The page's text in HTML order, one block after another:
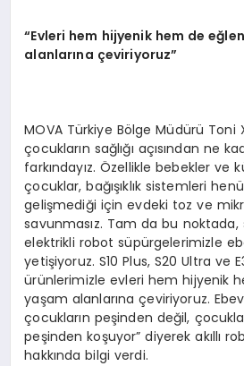
“Evleri hem hijyenik hem de eğ
alanlarına çeviriyoruz”
MOVA Türkiye Bölge Müdürü Toni
çocukların sağlığı açısından ne
farkındayız. Özellikle bebekler ve
çocuklar, bağışıklık sistemleri
gelişmediği için evdeki toz ve
savunmasız. Tam da bu noktada,
elektrikli robot süpürgelerimizle
yetişiyoruz. S10 Plus, S20 Ultra ve
ürünlerimizle evleri hem hijyenik
yaşam alanlarına çeviriyoruz.
çocukların peşinden değil,
peşinden koşuyor” diyerek akıllı
hakkında bilgi verdi.